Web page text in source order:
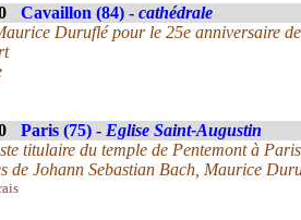
Cavaillon (84) - cathédrale
Duruflé pour le 25e anniversaire
Paris (75) - Eglise Saint-Augustin
titulaire du temple de Pentemont à Paris
de Johann Sebastian Bach, Maurice